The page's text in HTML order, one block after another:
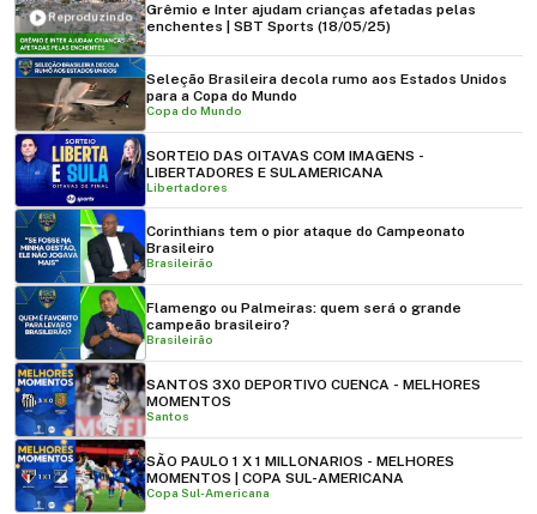
Reproduzindo
Grêmio e Inter ajudam crianças afetadas pelas
enchentes | SBT Sports (18/05/25)
Seleção Brasileira decola rumo aos Estados Unidos
para a Copa do Mundo
Copa do Mundo
SORTEIO DAS OITAVAS COM IMAGENS -
LIBERTADORES E SULAMERICANA
Libertadores
Corinthians tem o pior ataque do Campeonato
Brasileiro
Brasileirão
Flamengo ou Palmeiras: quem será o grande
campeão brasileiro?
Brasileirão
SANTOS 3X0 DEPORTIVO CUENCA - MELHORES
MOMENTOS
Santos
SÃO PAULO 1 X 1 MILLONARIOS - MELHORES
MOMENTOS | COPA SUL-AMERICANA
Copa Sul-Americana